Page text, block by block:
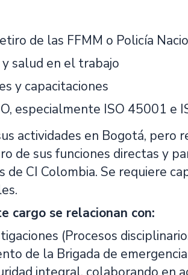
de las FFMM o Policía
salud en el trabajo
y capacitaciones
especialmente ISO 45001 e
actividades en Bogotá, pero
de sus funciones directas y
CI Colombia. Se requiere
cargo se relacionan con:
(Procesos
de la Brigada de